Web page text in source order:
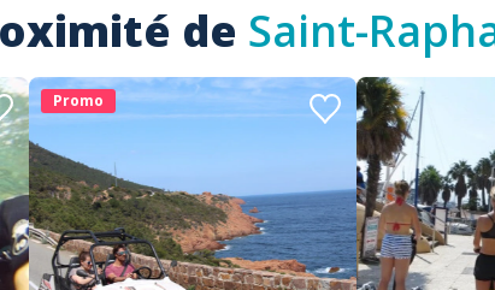
de Saint-
Promo